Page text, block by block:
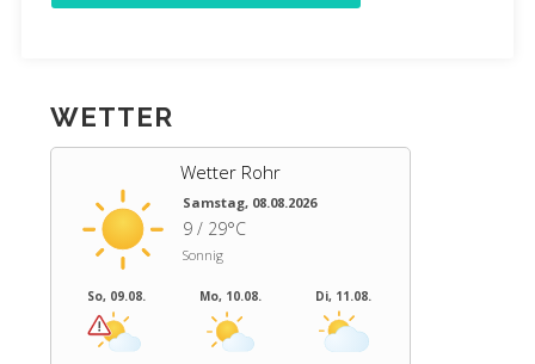
WETTER
Wetter Rohr
Samstag, 08.08.2026
9 / 29°C
Sonnig
So, 09.08. Mo, 10.08. Di, 11.08.